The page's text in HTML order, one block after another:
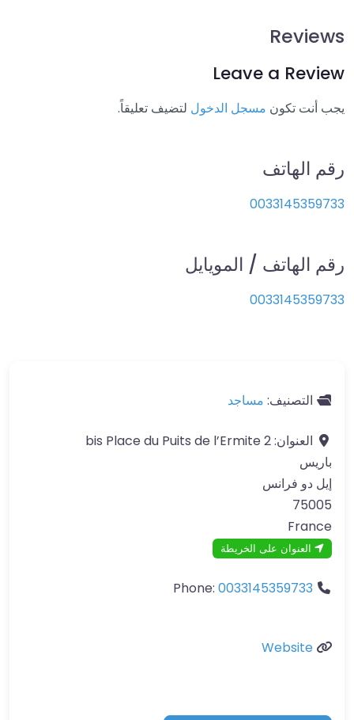
Reviews
Leave a Review
يجب أنت تكون مسجل الدخول لتضيف تعليقاً.
رقم الهاتف
0033145359733
رقم الهاتف / المويايل
0033145359733
التصنيف: مساجد
العنوان:2 bis Place du Puits de l’Ermite
باريس
إيل دو فرانس
75005
France
العنوان على الخريطة
Phone: 0033145359733
Website